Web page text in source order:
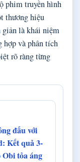
phim truyền hình
thương hiệu
giản là khái niệm
và phân tích
rõ ràng từng
đấu với
Kết quả 3-
tỏa áng